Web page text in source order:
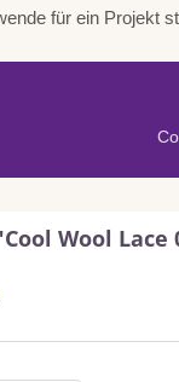
für ein Projekt
Wool